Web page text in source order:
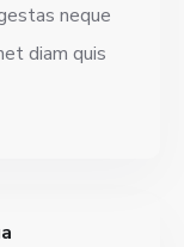
neque
diam quis